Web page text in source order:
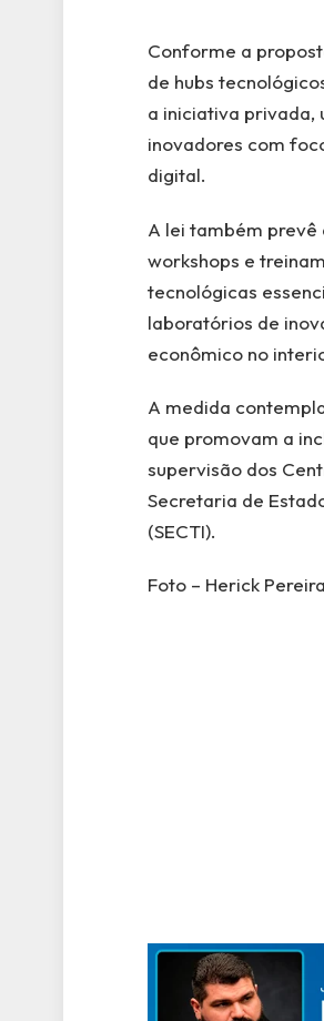
Conforme a
de hubs
a iniciativa privada,
inovadores com
digital.
A lei também prevê
workshops e
tecnológicas
laboratórios de
econômico no
A medida
que promovam a
supervisão dos
Secretaria de
(SECTI).
Foto – Herick Pereira